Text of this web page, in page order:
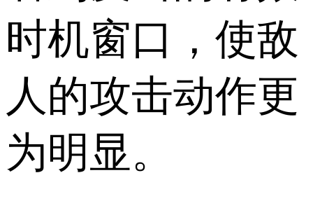
时机窗口，使敌
人的攻击动作更
为明显。